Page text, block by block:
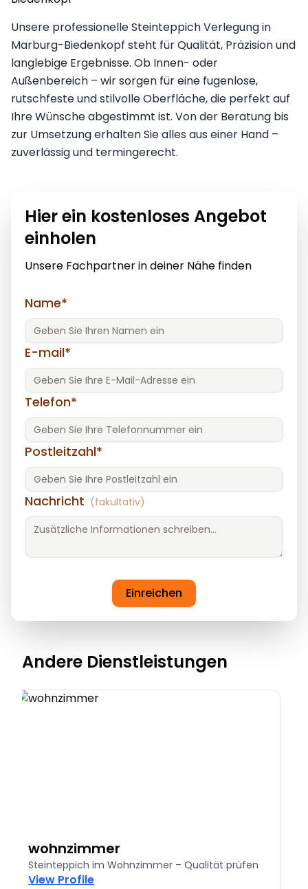
Unsere professionelle Steinteppich Verlegung in
Marburg-Biedenkopf steht für Qualität, Präzision und
langlebige Ergebnisse. Ob Innen- oder
Außenbereich – wir sorgen für eine fugenlose,
rutschfeste und stilvolle Oberfläche, die perfekt auf
Ihre Wünsche abgestimmt ist. Von der Beratung bis
zur Umsetzung erhalten Sie alles aus einer Hand –
zuverlässig und termingerecht.
Hier ein kostenloses Angebot
einholen
Unsere Fachpartner in deiner Nähe finden
Name*
E-mail*
Telefon*
Postleitzahl*
Nachricht (fakultativ)
Einreichen
Andere Dienstleistungen
wohnzimmer
Steinteppich im Wohnzimmer – Qualität prüfen
View Profile